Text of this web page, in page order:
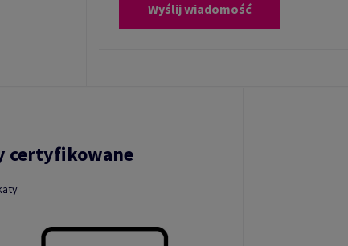
Wyślij wiadomość
certyfikowane